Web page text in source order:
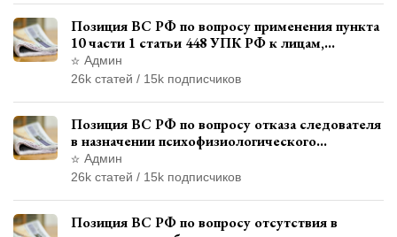
Позиция ВС РФ по вопросу применения пункта
10 части 1 статьи 448 УПК РФ к лицам,
уволенным из следственных органов
Админ
26k статей / 15k подписчиков
Позиция ВС РФ по вопросу отказа следователя
в назначении психофизиологического
исследования показаний обвиняемой с
использованием полиграфа
Админ
26k статей / 15k подписчиков
Позиция ВС РФ по вопросу отсутствия в